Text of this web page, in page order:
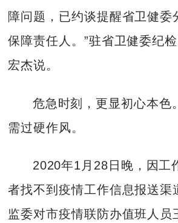
障问题，已约谈提醒省卫健委
保障责任人。”驻省卫健委纪
宏杰说。
危急时刻，更显初心本色
需过硬作风。
2020年1月28日晚，因工
者找不到疫情工作信息报送渠
监委对市疫情联防办值班人员